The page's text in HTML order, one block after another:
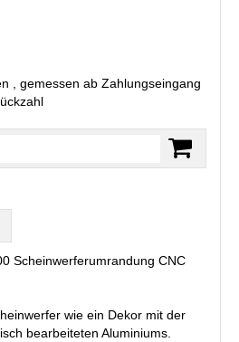
, gemessen ab Zahlungseingang
Scheinwerferumrandung CNC
wie ein Dekor mit der
bearbeiteten Aluminiums.